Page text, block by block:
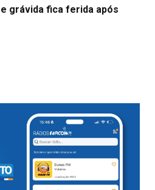
grávida fica ferida após